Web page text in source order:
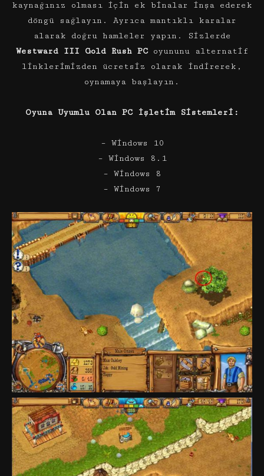
kaynağınız olması için ek binalar inşa ederek
döngü sağlayın. Ayrıca mantıklı karalar
alarak doğru hamleler yapın. Sizlerde
Westward III Gold Rush PCoyununu alternatif
linklerimizden ücretsiz olarak indirerek,
oynamaya başlayın.
Oyuna Uyumlu Olan PC İşletim Sistemleri:
– Windows 10
– Windows 8.1
– Windows 8
– Windows 7